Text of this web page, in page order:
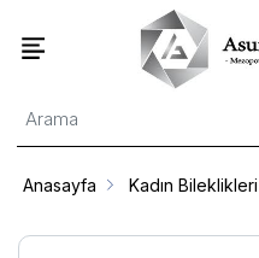
Anasayfa Kadın Bileklikleri